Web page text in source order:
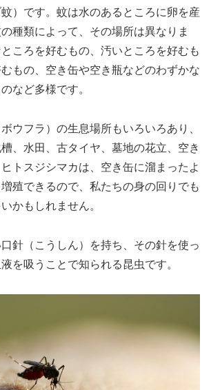
）です。蚊は水のあるところに卵を産
種類によって、その場所は異なりま
ころを好むもの、汚いところを好むも
もの、空き缶や空き瓶などのわずかな
など多様です。
ウフラ）の生息場所もいろいろあり、
、水田、古タイヤ、墓地の花立、空き
トスジシマカは、空き缶に溜まったよ
殖できるので、私たちの身の回りでも
かもしれません。
針（こうしん）を持ち、その針を使っ
を吸うことで知られる昆虫です。